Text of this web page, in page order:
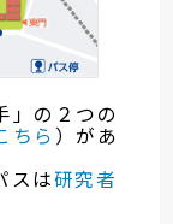
」の２つの
ちら ）があ
スは研究者